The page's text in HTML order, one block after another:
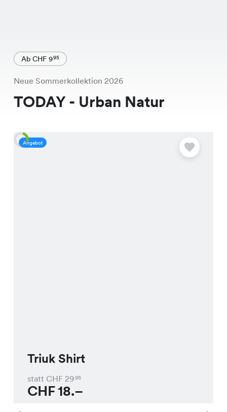
Ab CHF 995
Neue Sommerkollektion 2026
TODAY - Urban Natur
Angebot
Triuk Shirt
statt CHF 2995
CHF18.–